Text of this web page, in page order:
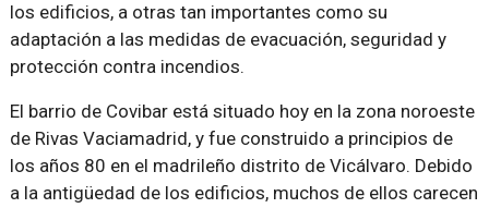
los edificios, a otras tan importantes como su
adaptación a las medidas de evacuación, seguridad y
protección contra incendios.
El barrio de Covibar está situado hoy en la zona noroeste
de Rivas Vaciamadrid, y fue construido a principios de
los años 80 en el madrileño distrito de Vicálvaro. Debido
a la antigüedad de los edificios, muchos de ellos carecen